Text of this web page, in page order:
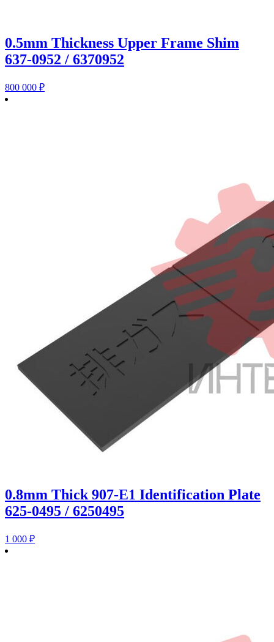
0.5mm Thickness Upper Frame Shim
637-0952 / 6370952
800 000 ₽
0.8mm Thick 907-E1 Identification Plate
625-0495 / 6250495
1 000 ₽